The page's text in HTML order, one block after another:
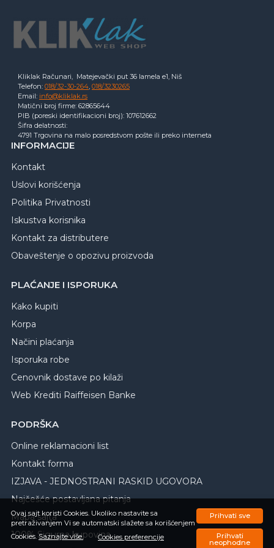
Ovaj sajt koristi Cookies. Ukoliko nastavite sa
pretraživanjem Vi se automatski slažete sa korišćenjem
Cookies.Saznajte više. Cookies preferencije
Prihvati sve
Prihvati
neophodne
Kliklak Računari, Matejevački put 36 lamela e1, Niš
Telefon: 018/32-30-264 018/3230265
Email: info@kliklak.rs
Matični broj firme: 62865644
PIB (poreski identifikacioni broj): 107612662
Šifra delatnosti:
4791 Trgovina na malo posredstvom pošte ili preko interneta
INFORMACIJE
Kontakt
Uslovi korišćenja
Politika Privatnosti
Iskustva korisnika
Kontakt za distributere
Obaveštenje o opozivu proizvoda
PLAĆANJE I ISPORUKA
Kako kupiti
Korpa
Načini plaćanja
Isporuka robe
Cenovnik dostave po kilaži
Web Krediti Raiffeisen Banke
PODRŠKA
Online reklamacioni list
Kontakt forma
IZJAVA - JEDNOSTRANI RASKID UGOVORA
Najčešće postavljana pitanja
Mapa sajta
100% Sigurna kupovina